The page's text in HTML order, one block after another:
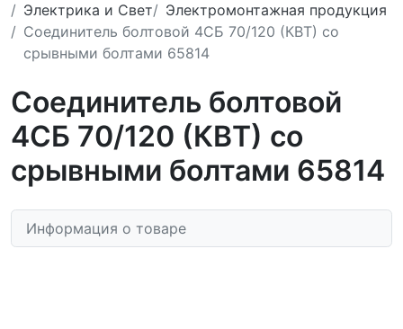
Электрика и Свет
Электромонтажная продукция
Соединитель болтовой 4СБ 70/120 (КВТ) со
срывными болтами 65814
Соединитель болтовой
4СБ 70/120 (КВТ) со
срывными болтами 65814
Информация о товаре